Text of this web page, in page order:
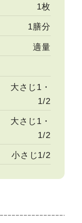
1枚
1膳分
適量
大さじ1・
1/2
大さじ1・
1/2
小さじ1/2